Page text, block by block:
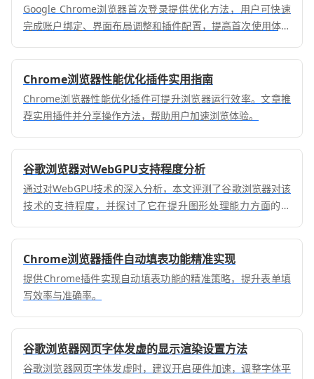
Google Chrome浏览器首次登录提供优化方法，用户可快速
完成账户绑定、界面布局调整和插件配置，提高首次使用体验
Chrome浏览器性能优化插件实用指南
Chrome浏览器性能优化插件可提升浏览器运行效率。文章推
荐实用插件并分享操作方法，帮助用户加速浏览体验。
谷歌浏览器对WebGPU支持程度分析
通过对WebGPU技术的深入分析，本文评测了谷歌浏览器对该
技术的支持程度，并探讨了它在提升图形处理能力方面的潜
Chrome浏览器插件自动填表功能精准实现
提供Chrome插件实现自动填表功能的精准策略，提升表单填
写效率与准确率。
谷歌浏览器网页字体发虚的显示渲染设置方法
谷歌浏览器网页字体发虚时，建议开启硬件加速，调整字体平